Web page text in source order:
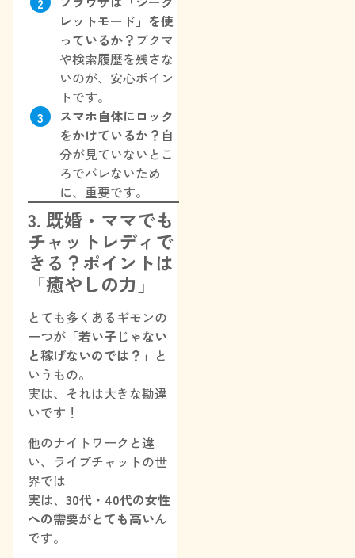
レットモード」を使
っているか？ ブクマ
や検索履歴を残さな
いのが、安心ポイン
トです。
スマホ自体にロック
をかけているか？ 自
分が見ていないとこ
ろでバレないため
に、重要です。
3. 既婚・ママでも
チャットレディで
きる？ポイントは
「癒やしの力」
とても多くあるギモンの
一つが 「若い子じゃない
と稼げないのでは？」 と
いうもの。
実は、それは大きな勘違
いです！
他のナイトワークと違
い、ライブチャットの世
界では
実は、 30代・40代の女性
への需要がとても高いん
です。